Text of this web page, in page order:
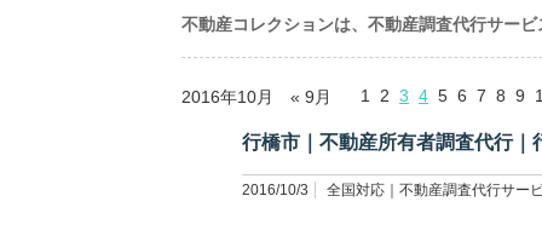
不動産コレクションは、不動産調査代行サー
2016年10月 « 9月 1 2 3 4 5 6 7 8 9
行橋市｜不動産所有者調査代行｜
2016/10/3 全国対応｜不動産調査代行サー